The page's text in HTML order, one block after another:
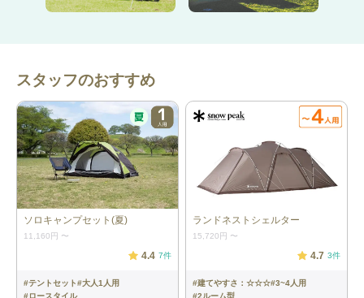
・天井の高さが175cmあり、空間が広く感じます。身長の高い方
・耐水圧が1,500mmあり、雨に強いです。
公式取扱説明書はこちら
＝＝＝＝＝＝＝＝＝＝＝＝＝＝＝＝＝＝＝＝＝＝
詳細情報
スタッフのおすすめ
ソロキャンプセット(夏)
11,160円 〜
4.4 7件
#テントセット#大人1人用
#ロースタイル
ランドネストシェルター
15,720円 〜
4.7 3件
#建てやすさ：☆☆☆#3~4人用
#2ルーム型